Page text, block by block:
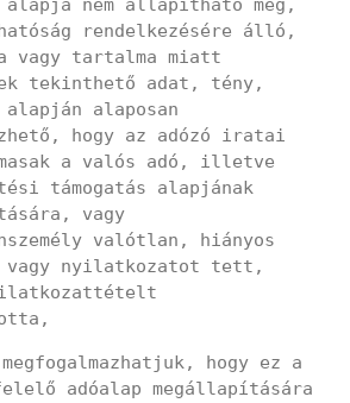
alapja nem állapítható meg,
rendelkezésére álló,
vagy tartalma miatt
tekinthető adat, tény,
alapján alaposan
hogy az adózó iratai
a valós adó, illetve
támogatás alapjának
vagy
valótlan, hiányos
vagy nyilatkozatot tett,
megfogalmazhatjuk, hogy ez a
adóalap megállapítására